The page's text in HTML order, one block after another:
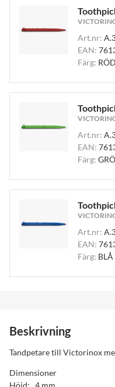
Art.nr:
EAN:
Färg: RÖD
Art.nr:
EAN:
Färg:
Art.nr:
EAN:
Färg: BLÅ
Beskrivning
Tandpetare till Victorinox
Dimensioner
Höjd: 4 mm